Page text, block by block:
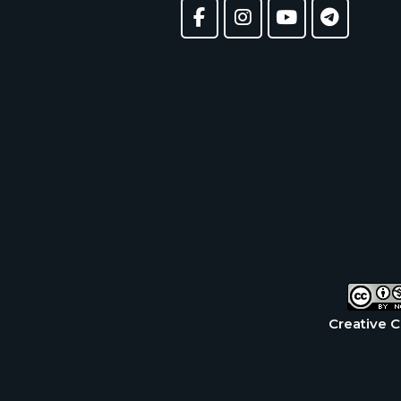
Creative